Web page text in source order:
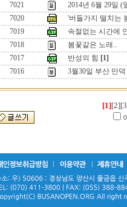
7021
2014년 6월 29일
7020
'버들가지 떨치는
7019
속절없는 시간에
7018
봄꽃같은 노래..
7017
반성의 힘 [1]
7016
3월30일 부산 만
[1][2]